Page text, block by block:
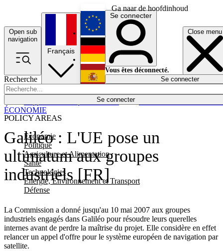
Ga naar de hoofdinhoud
Open sub
navigation
Close menu
Recherche
Se connecter
POLICY AREAS
Economie
Politique
Agriculture et Alimentation
Santé
Technologies
Energie, Environnement et Transport
Défense
Économie
Français
English
Deutsch
Español
Se connecter
Vous êtes déconnecté.
Se connecter
Galiléo : L'UE pose un
ultimatum aux groupes
industriels [FR]
La Commission a donné jusqu'au 10 mai 2007 aux groupes
industriels engagés dans Galiléo pour résoudre leurs querelles
internes avant de perdre la maîtrise du projet. Elle considère en effet
relancer un appel d'offre pour le système européen de navigation par
satellite.
ÉCONOMIE